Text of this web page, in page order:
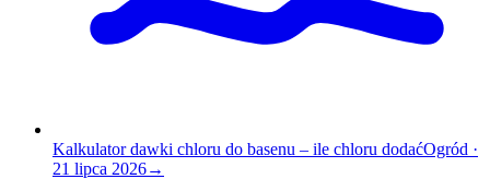
Kalkulator dawki chloru do basenu – ile chloru dodaćOgród ·
21 lipca 2026→